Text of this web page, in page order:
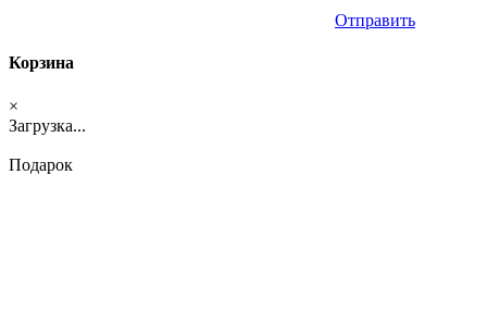
Отправить
Корзина
×
Загрузка...
Подарок